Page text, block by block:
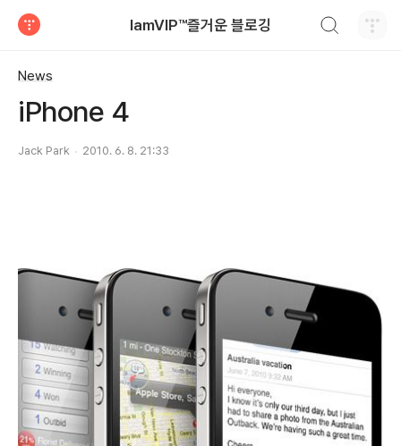
IamVIP™즐거운 블로깅
News
iPhone 4
Jack Park 2010. 6. 8. 21:33